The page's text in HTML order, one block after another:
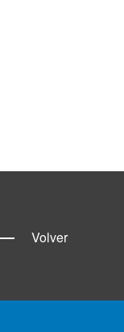
Volver